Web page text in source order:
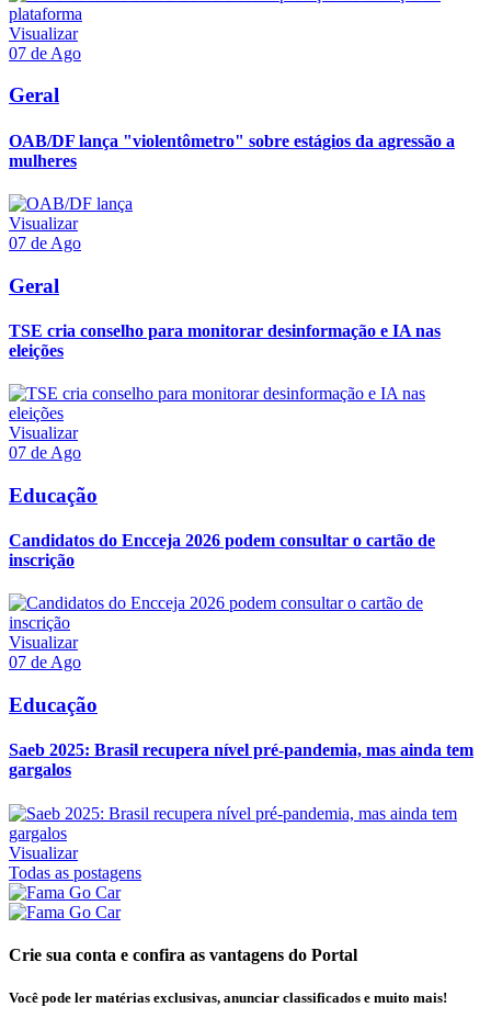
Visualizar
07 de Ago
Geral
OAB/DF lança "violentômetro" sobre estágios da agressão a
mulheres
Visualizar
07 de Ago
Geral
TSE cria conselho para monitorar desinformação e IA nas
eleições
Visualizar
07 de Ago
Educação
Candidatos do Encceja 2026 podem consultar o cartão de
inscrição
Visualizar
07 de Ago
Educação
Saeb 2025: Brasil recupera nível pré-pandemia, mas ainda tem
gargalos
Visualizar
Todas as postagens
Crie sua conta e confira as vantagens do Portal
Você pode ler matérias exclusivas, anunciar classificados e muito mais!